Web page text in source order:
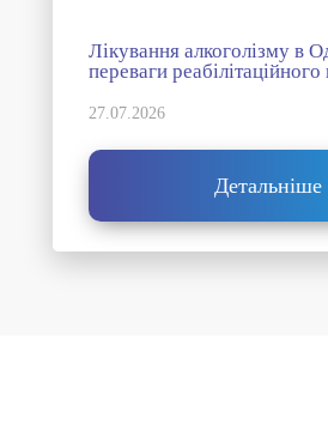
Лікування алкоголізму в
переваги
27.07.2026
Детальніше